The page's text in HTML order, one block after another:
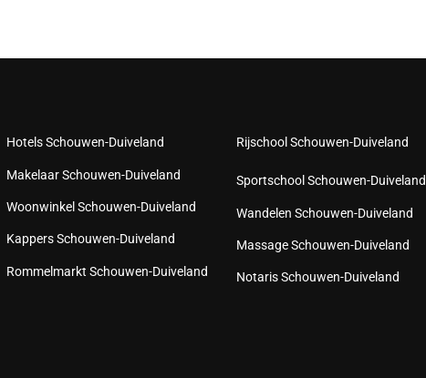
Hotels Schouwen-Duiveland
Makelaar Schouwen-Duiveland
Woonwinkel Schouwen-Duiveland
Kappers Schouwen-Duiveland
Rommelmarkt Schouwen-Duiveland
Rijschool Schouwen-Duiveland
Sportschool Schouwen-Duiveland
Wandelen Schouwen-Duiveland
Massage Schouwen-Duiveland
Notaris Schouwen-Duiveland